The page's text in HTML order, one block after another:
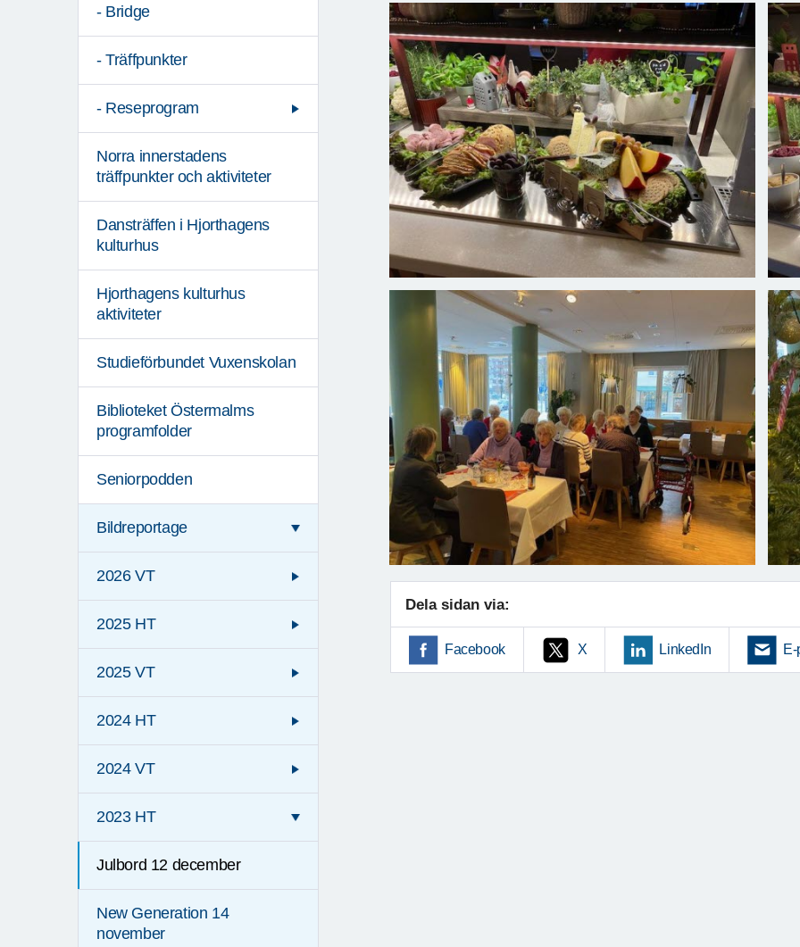
- Bridge
- Träffpunkter
- Reseprogram
Norra innerstadens
träffpunkter och aktiviteter
Dansträffen i Hjorthagens
kulturhus
Hjorthagens kulturhus
aktiviteter
Studieförbundet Vuxenskolan
Biblioteket Östermalms
programfolder
Seniorpodden
Bildreportage
2026 VT
2025 HT
2025 VT
2024 HT
2024 VT
2023 HT
Julbord 12 december
New Generation 14
november
Dela sidan via:
Facebook X LinkedIn